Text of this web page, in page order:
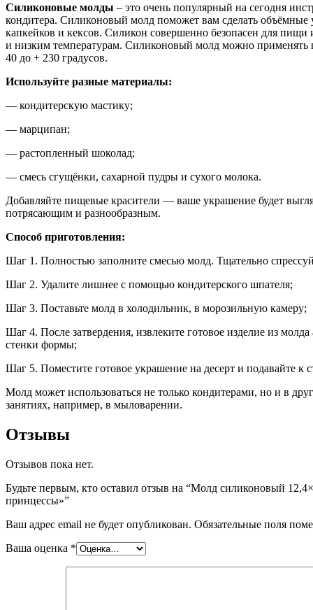
Силиконовые молды – это очень популярный на сегодня
кондитера. Силиконовый молд поможет вам сделать объёмные
капкейков и кексов. Силикон совершенно безопасен для
и низким температурам. Силиконовый молд можно применять
40 до + 230 градусов.
Используйте разные материалы:
— кондитерскую мастику;
— марципан;
— растопленный шоколад;
— смесь сгущёнки, сахарной пудры и сухого молока.
Добавляйте пищевые красители — ваше украшение будет
потрясающим и разнообразным.
Способ приготовления:
Шаг 1. Полностью заполните смесью молд. Тщательно
Шаг 2. Удалите лишнее с помощью кондитерского шпателя;
Шаг 3. Поставьте молд в холодильник, в морозильную камеру;
Шаг 4. После затвердения, извлеките готовое изделие из молда
стенки формы;
Шаг 5. Поместите готовое украшение на десерт и подавайте к
Молд может использоваться не только кондитерами, но и в
занятиях, например, в мыловарении.
Отзывы
Отзывов пока нет.
Будьте первым, кто оставил отзыв на “Молд силиконовый
принцессы»”
Ваш адрес email не будет опубликован. Обязательные поля
Ваша оценка *